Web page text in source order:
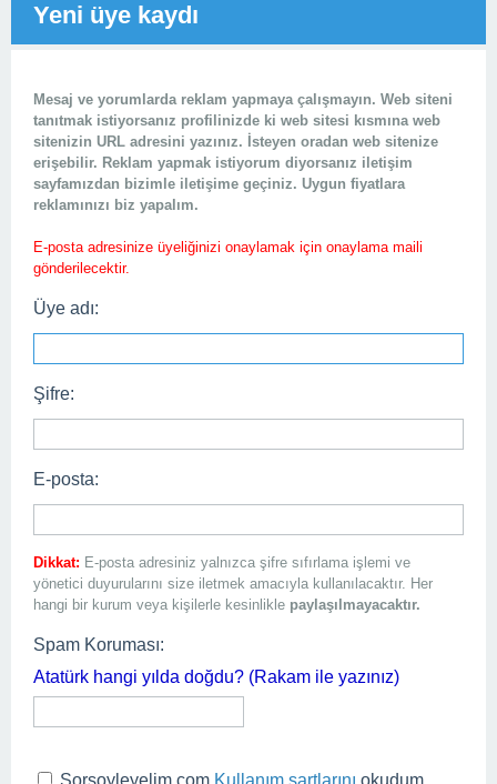
Yeni üye kaydı
Mesaj ve yorumlarda reklam yapmaya çalışmayın. Web siteni
tanıtmak istiyorsanız profilinizde ki web sitesi kısmına web
sitenizin URL adresini yazınız. İsteyen oradan web sitenize
erişebilir. Reklam yapmak istiyorum diyorsanız iletişim
sayfamızdan bizimle iletişime geçiniz. Uygun fiyatlara
reklamınızı biz yapalım.
E-posta adresinize üyeliğinizi onaylamak için onaylama maili
gönderilecektir.
Üye adı:
Şifre:
E-posta:
Dikkat: E-posta adresiniz yalnızca şifre sıfırlama işlemi ve
yönetici duyurularını size iletmek amacıyla kullanılacaktır. Her
hangi bir kurum veya kişilerle kesinlikle paylaşılmayacaktır.
Spam Koruması:
Atatürk hangi yılda doğdu? (Rakam ile yazınız)
Sorsoyleyelim.com Kullanım şartlarını okudum,